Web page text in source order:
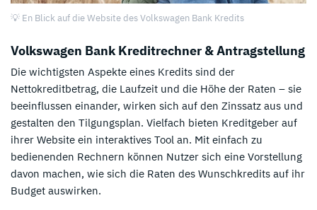
💡 En Blick auf die Website des Volkswagen Bank Kredits
Volkswagen Bank Kreditrechner & Antragstellung
Die wichtigsten Aspekte eines Kredits sind der
Nettokreditbetrag, die Laufzeit und die Höhe der Raten – sie
beeinflussen einander, wirken sich auf den Zinssatz aus und
gestalten den Tilgungsplan. Vielfach bieten Kreditgeber auf
ihrer Website ein interaktives Tool an. Mit einfach zu
bedienenden Rechnern können Nutzer sich eine Vorstellung
davon machen, wie sich die Raten des Wunschkredits auf ihr
Budget auswirken.